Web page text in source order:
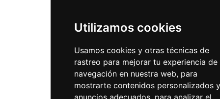
Utilizamos cookies
Usamos cookies y otras técnicas de
rastreo para mejorar tu experiencia de
navegación en nuestra web, para
mostrarte contenidos personalizados y
anuncios adecuados, para analizar el